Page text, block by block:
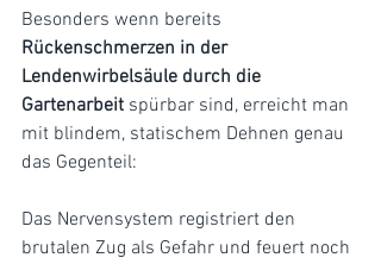
Besonders wenn bereits
Rückenschmerzen in der
Lendenwirbelsäule durch die
Gartenarbeit spürbar sind, erreicht man
mit blindem, statischem Dehnen genau
das Gegenteil:
Das Nervensystem registriert den
brutalen Zug als Gefahr und feuert noch